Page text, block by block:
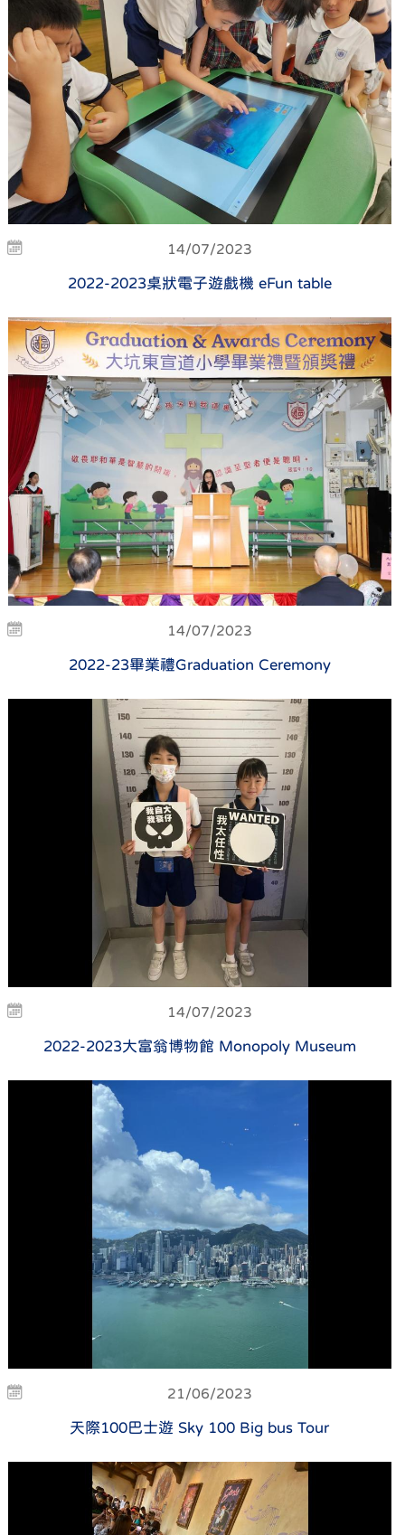
14/07/2023
2022-2023桌狀電子遊戲機 eFun table
14/07/2023
2022-23畢業禮Graduation Ceremony
14/07/2023
2022-2023大富翁博物館 Monopoly Museum
21/06/2023
天際100巴士遊 Sky 100 Big bus Tour